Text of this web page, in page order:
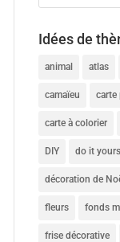
Idées de
animal atlas
camaïeu carte
carte à colorier
DIY do it
décoration de
fleurs fonds
frise décorative